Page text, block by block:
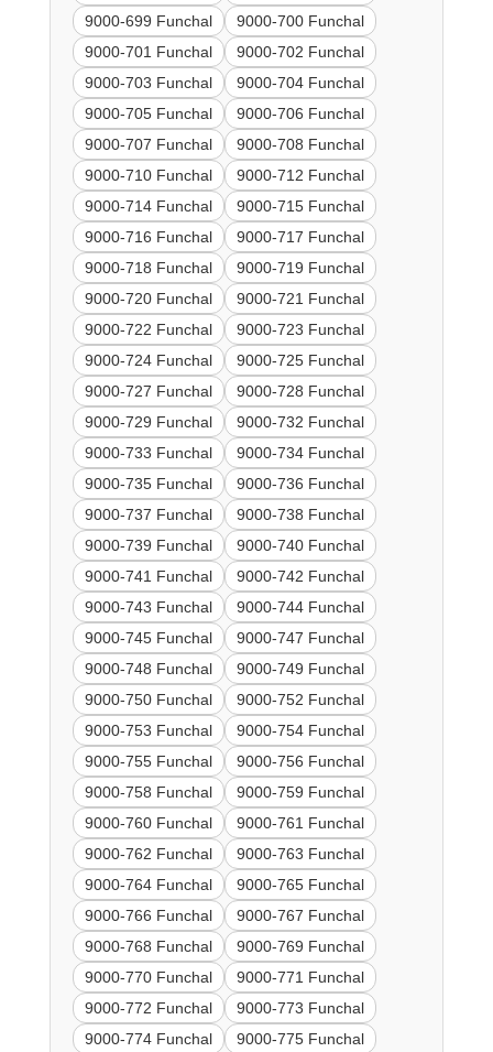
9000-699 Funchal
9000-700 Funchal
9000-701 Funchal
9000-702 Funchal
9000-703 Funchal
9000-704 Funchal
9000-705 Funchal
9000-706 Funchal
9000-707 Funchal
9000-708 Funchal
9000-710 Funchal
9000-712 Funchal
9000-714 Funchal
9000-715 Funchal
9000-716 Funchal
9000-717 Funchal
9000-718 Funchal
9000-719 Funchal
9000-720 Funchal
9000-721 Funchal
9000-722 Funchal
9000-723 Funchal
9000-724 Funchal
9000-725 Funchal
9000-727 Funchal
9000-728 Funchal
9000-729 Funchal
9000-732 Funchal
9000-733 Funchal
9000-734 Funchal
9000-735 Funchal
9000-736 Funchal
9000-737 Funchal
9000-738 Funchal
9000-739 Funchal
9000-740 Funchal
9000-741 Funchal
9000-742 Funchal
9000-743 Funchal
9000-744 Funchal
9000-745 Funchal
9000-747 Funchal
9000-748 Funchal
9000-749 Funchal
9000-750 Funchal
9000-752 Funchal
9000-753 Funchal
9000-754 Funchal
9000-755 Funchal
9000-756 Funchal
9000-758 Funchal
9000-759 Funchal
9000-760 Funchal
9000-761 Funchal
9000-762 Funchal
9000-763 Funchal
9000-764 Funchal
9000-765 Funchal
9000-766 Funchal
9000-767 Funchal
9000-768 Funchal
9000-769 Funchal
9000-770 Funchal
9000-771 Funchal
9000-772 Funchal
9000-773 Funchal
9000-774 Funchal
9000-775 Funchal